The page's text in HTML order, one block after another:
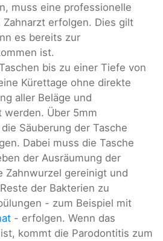
muss eine professionelle
Zahnarzt erfolgen. Dies gilt
es bereits zur
ist.
bis zu einer Tiefe von
Kürettage ohne direkte
aller Beläge und
werden. Über 5mm
Säuberung der Tasche
Dabei muss die Tasche
der Ausräumung der
Zahnwurzel gereinigt und
der Bakterien zu
- zum Beispiel mit
- erfolgen. Wenn das
kommt die Parodontitis zum